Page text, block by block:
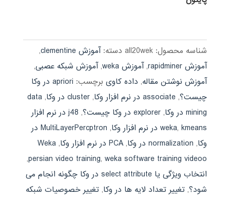
شناسه محصول: all20wek دسته:آموزش clementine
,
آموزش rapidminer
,آموزش weka ,آموزش شبکه عصبی,
آموزش نوشتن مقاله, داده کاوی برچسب:
apriori در وکا
چیست؟, associate در نرم افزار وکا , cluster در وکا ,
data
mining در وکا
, explorer در وکا چیست؟ ,
j48 در نرم افزار
weka,kmeans در نرم افزار وکا ,
MultiLayerPercptron در
وکا, normalization در وکا ,PCA در نرم افزار وکا ,
Weka
persian video training,weka software training videoo
,
انتخاب ویژگی یا select attribute در وکا چگونه انجام می
شود؟, تغییر تعداد لایه ها در وکا, تغییر خصوصیات شبکه